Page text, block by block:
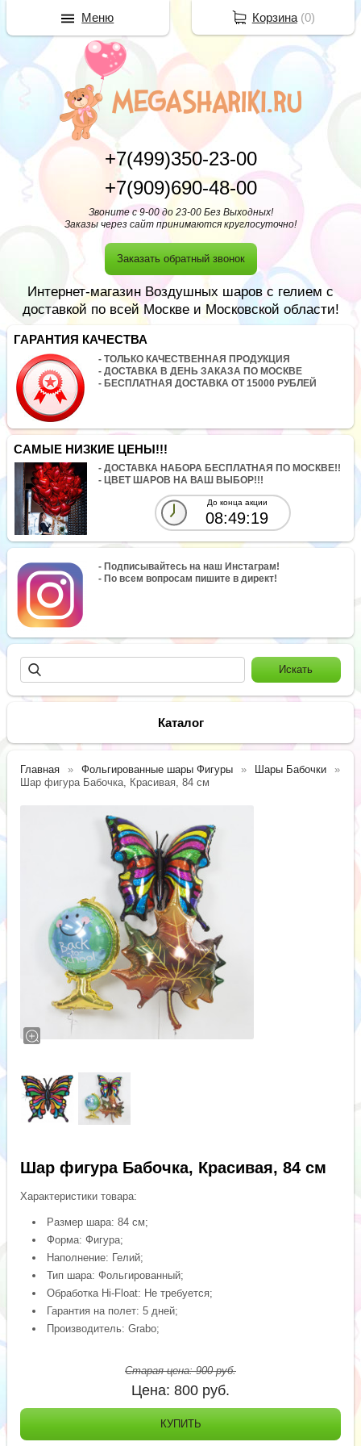
+7(499)350-23-00
+7(909)690-48-00
Звоните с 9-00 до 23-00 Без Выходных!
Заказы через сайт принимаются круглосуточно!
Заказать обратный звонок
Интернет-магазин Воздушных шаров с гелием с
доставкой по всей Москве и Московской области!
ГАРАНТИЯ КАЧЕСТВА
- ТОЛЬКО КАЧЕСТВЕННАЯ ПРОДУКЦИЯ
- ДОСТАВКА В ДЕНЬ ЗАКАЗА ПО МОСКВЕ
- БЕСПЛАТНАЯ ДОСТАВКА ОТ 15000 РУБЛЕЙ
САМЫЕ НИЗКИЕ ЦЕНЫ!!!
- ДОСТАВКА НАБОРА БЕСПЛАТНАЯ ПО МОСКВЕ!!
- ЦВЕТ ШАРОВ НА ВАШ ВЫБОР!!!
До конца акции
08:49:19
- Подписывайтесь на наш Инстаграм!
- По всем вопросам пишите в директ!
Каталог
Главная Фольгированные шары Фигуры
Шары Бабочки
Шар фигура Бабочка, Красивая, 84 см
Шар фигура Бабочка, Красивая, 84 см
Характеристики товара:
Размер шара: 84 см;
Форма: Фигура;
Наполнение: Гелий;
Тип шара: Фольгированный;
Обработка Hi-Float: Не требуется;
Гарантия на полет: 5 дней;
Производитель: Grabo;
Старая цена:900руб.
Цена: 800 руб.
КУПИТЬ
Корзина(0)
Меню